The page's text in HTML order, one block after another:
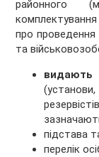
районного
про проведення
та
(установи,
підстава
перелік